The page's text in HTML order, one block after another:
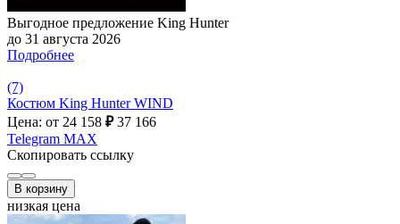
Выгодное предложение King Hunter
до 31 августа 2026
Подробнее
(7)
Костюм King Hunter WIND
Цена: от 24 158 ₽ 37 166
Telegram MAX
Скопировать ссылку
В корзину
низкая цена